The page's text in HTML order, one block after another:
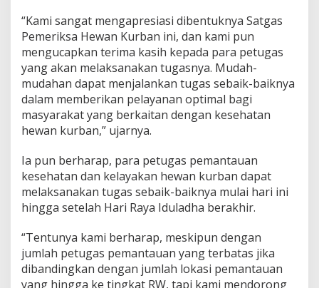
“Kami sangat mengapresiasi dibentuknya Satgas
Pemeriksa Hewan Kurban ini, dan kami pun
mengucapkan terima kasih kepada para petugas
yang akan melaksanakan tugasnya. Mudah-
mudahan dapat menjalankan tugas sebaik-baiknya
dalam memberikan pelayanan optimal bagi
masyarakat yang berkaitan dengan kesehatan
hewan kurban,” ujarnya.
Ia pun berharap, para petugas pemantauan
kesehatan dan kelayakan hewan kurban dapat
melaksanakan tugas sebaik-baiknya mulai hari ini
hingga setelah Hari Raya Iduladha berakhir.
“Tentunya kami berharap, meskipun dengan
jumlah petugas pemantauan yang terbatas jika
dibandingkan dengan jumlah lokasi pemantauan
yang hingga ke tingkat RW, tapi kami mendorong